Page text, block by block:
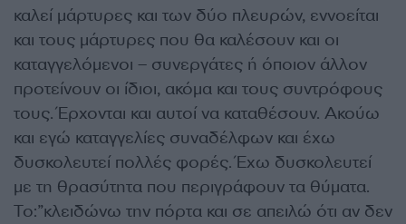
καλεί μάρτυρες και των δύο πλευρών, εννοείται
και τους μάρτυρες που θα καλέσουν και οι
καταγγελόμενοι – συνεργάτες ή όποιον άλλον
προτείνουν οι ίδιοι, ακόμα και τους συντρόφους
τους. Έρχονται και αυτοί να καταθέσουν. Ακούω
και εγώ καταγγελίες συναδέλφων και έχω
δυσκολευτεί πολλές φορές. Έχω δυσκολευτεί
με τη θρασύτητα που περιγράφουν τα θύματα.
Το:”κλειδώνω την πόρτα και σε απειλώ ότι αν δεν